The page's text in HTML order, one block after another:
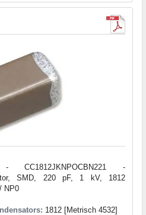
-
SMD, 220 pF, 1 kV, 1812
NP0
1812 [Metrisch 4532]